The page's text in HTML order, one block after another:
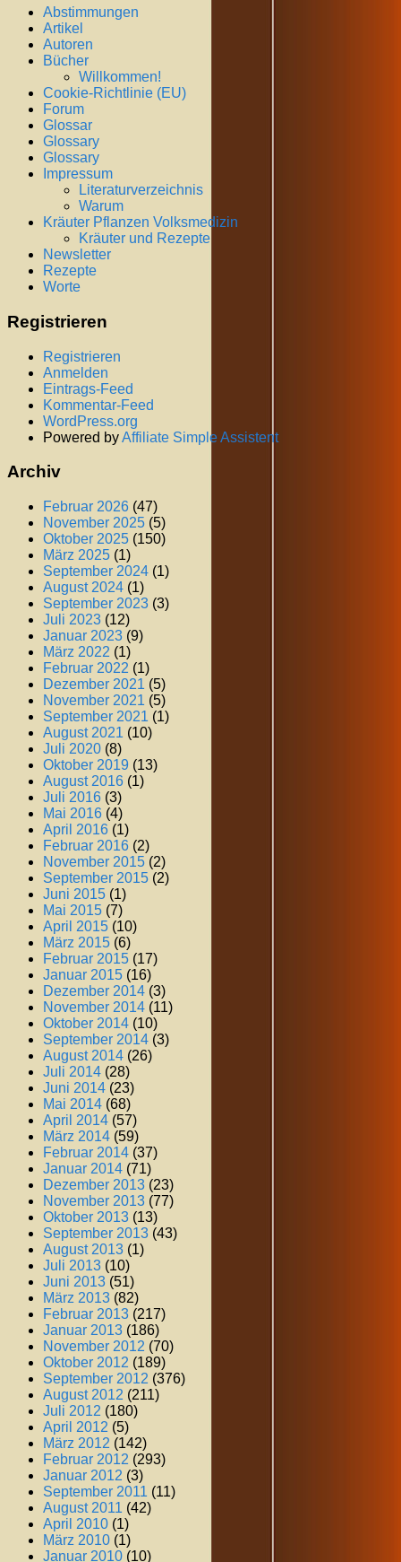
Abstimmungen
Artikel
Autoren
Bücher
Willkommen!
Cookie-Richtlinie (EU)
Forum
Glossar
Glossary
Glossary
Impressum
Literaturverzeichnis
Warum
Kräuter Pflanzen Volksmedizin
Kräuter und Rezepte
Newsletter
Rezepte
Worte
Registrieren
Registrieren
Anmelden
Eintrags-Feed
Kommentar-Feed
WordPress.org
Powered byAffiliate Simple Assistent
Archiv
Februar 2026 (47)
November 2025 (5)
Oktober 2025 (150)
März 2025 (1)
September 2024 (1)
August 2024 (1)
September 2023 (3)
Juli 2023 (12)
Januar 2023 (9)
März 2022 (1)
Februar 2022 (1)
Dezember 2021 (5)
November 2021 (5)
September 2021 (1)
August 2021 (10)
Juli 2020 (8)
Oktober 2019 (13)
August 2016 (1)
Juli 2016 (3)
Mai 2016 (4)
April 2016 (1)
Februar 2016 (2)
November 2015 (2)
September 2015 (2)
Juni 2015 (1)
Mai 2015 (7)
April 2015 (10)
März 2015 (6)
Februar 2015 (17)
Januar 2015 (16)
Dezember 2014 (3)
November 2014 (11)
Oktober 2014 (10)
September 2014 (3)
August 2014 (26)
Juli 2014 (28)
Juni 2014 (23)
Mai 2014 (68)
April 2014 (57)
März 2014 (59)
Februar 2014 (37)
Januar 2014 (71)
Dezember 2013 (23)
November 2013 (77)
Oktober 2013 (13)
September 2013 (43)
August 2013 (1)
Juli 2013 (10)
Juni 2013 (51)
März 2013 (82)
Februar 2013 (217)
Januar 2013 (186)
November 2012 (70)
Oktober 2012 (189)
September 2012 (376)
August 2012 (211)
Juli 2012 (180)
April 2012 (5)
März 2012 (142)
Februar 2012 (293)
Januar 2012 (3)
September 2011 (11)
August 2011 (42)
April 2010 (1)
März 2010 (1)
Januar 2010 (10)